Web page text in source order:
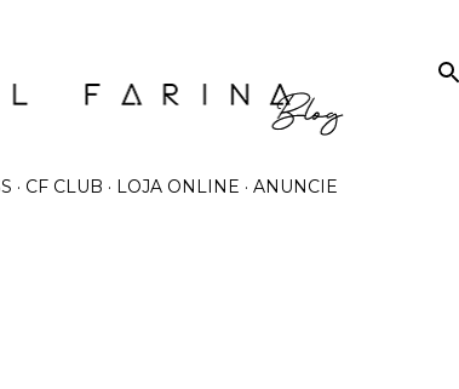
CF CLUB LOJA ONLINE ANUNCIE